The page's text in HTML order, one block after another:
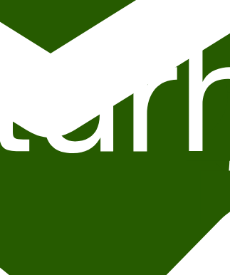
som er interessert i dyreetikk og dyrevelferd
for nye perspektiver, bedret forståelse, og
lunsj.